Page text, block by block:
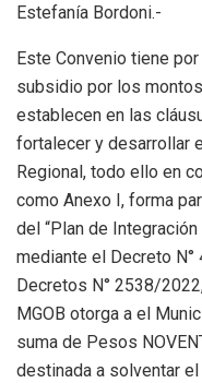
Estefanía Bordoni.-
Este Convenio tiene
subsidio por los
establecen en las
fortalecer y desarrollar
Regional, todo ello en
como Anexo I, forma
del “Plan de
mediante el Decreto
Decretos N° 2538/
MGOB otorga a el
suma de Pesos
destinada a solventar